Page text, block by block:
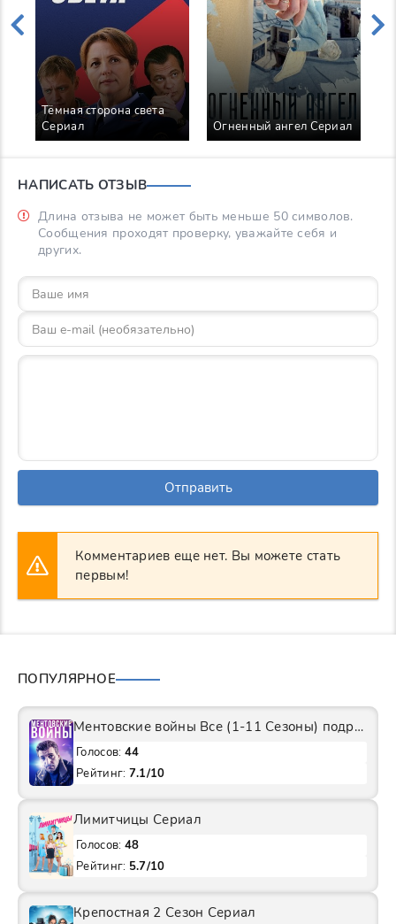
Тёмная сторона света
Сериал
Огненный ангел Сериал
НАПИСАТЬ ОТЗЫВ
Длина отзыва не может быть меньше 50 символов.
Сообщения проходят проверку, уважайте себя и
других.
Отправить
Комментариев еще нет. Вы можете стать
первым!
ПОПУЛЯРНОЕ
Ментовские войны Все (1-11 Сезоны) подряд Сериал
Голосов: 44
Рейтинг: 7.1/10
Лимитчицы Сериал
Голосов: 48
Рейтинг: 5.7/10
Крепостная 2 Сезон Сериал